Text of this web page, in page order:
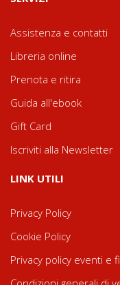
Assistenza e contatti
Libreria online
Prenota e ritira
Guida all'ebook
Gift Card
Iscriviti alla Newsletter
LINK UTILI
Privacy Policy
Cookie Policy
Privacy policy eventi e